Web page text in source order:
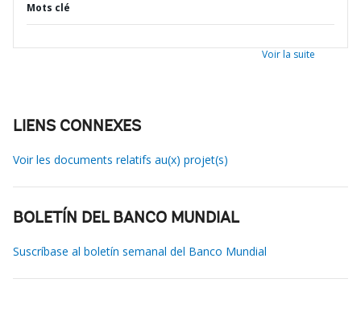
Mots clé
Voir la suite
LIENS CONNEXES
Voir les documents relatifs au(x) projet(s)
BOLETÍN DEL BANCO MUNDIAL
Suscríbase al boletín semanal del Banco Mundial